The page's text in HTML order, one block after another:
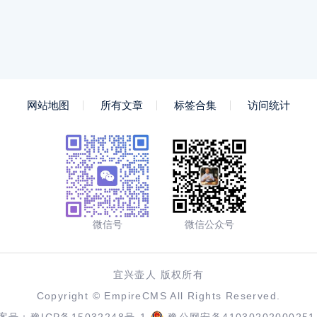
网站地图 所有文章 标签合集 访问统计
微信号 微信公众号
宜兴壶人 版权所有
Copyright © EmpireCMS All Rights Reserved.